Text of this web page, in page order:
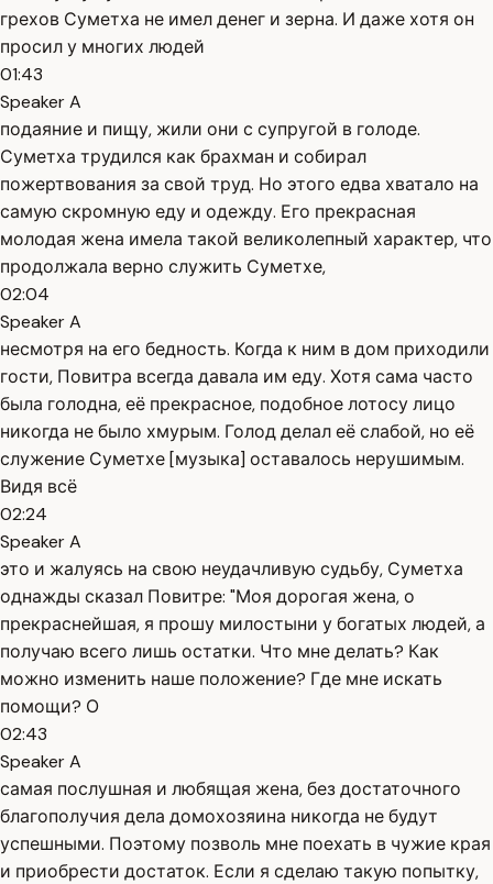
грехов Суметха не имел денег и зерна. И даже хотя он
просил у многих людей
01:43
Speaker A
подаяние и пищу, жили они с супругой в голоде.
Суметха трудился как брахман и собирал
пожертвования за свой труд. Но этого едва хватало на
самую скромную еду и одежду. Его прекрасная
молодая жена имела такой великолепный характер, что
продолжала верно служить Суметхе,
02:04
Speaker A
несмотря на его бедность. Когда к ним в дом приходили
гости, Повитра всегда давала им еду. Хотя сама часто
была голодна, её прекрасное, подобное лотосу лицо
никогда не было хмурым. Голод делал её слабой, но её
служение Суметхе [музыка] оставалось нерушимым.
Видя всё
02:24
Speaker A
это и жалуясь на свою неудачливую судьбу, Суметха
однажды сказал Повитре: "Моя дорогая жена, о
прекраснейшая, я прошу милостыни у богатых людей, а
получаю всего лишь остатки. Что мне делать? Как
можно изменить наше положение? Где мне искать
помощи? О
02:43
Speaker A
самая послушная и любящая жена, без достаточного
благополучия дела домохозяина никогда не будут
успешными. Поэтому позволь мне поехать в чужие края
и приобрести достаток. Если я сделаю такую попытку,